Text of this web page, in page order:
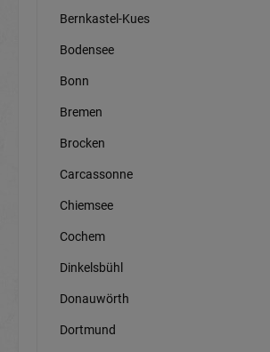
Bernkastel-Kues
Bodensee
Bonn
Bremen
Brocken
Carcassonne
Chiemsee
Cochem
Dinkelsbühl
Donauwörth
Dortmund